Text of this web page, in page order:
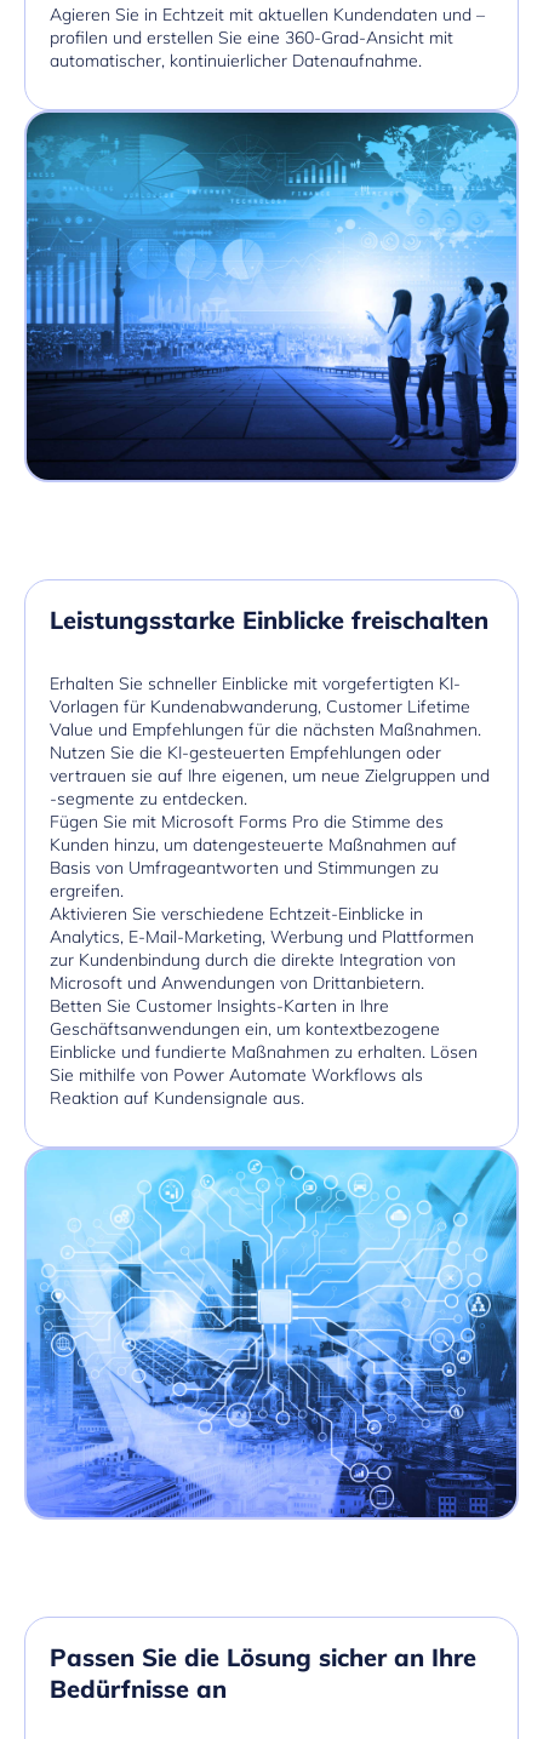
Agieren Sie in Echtzeit mit aktuellen Kundendaten und –
profilen und erstellen Sie eine 360-Grad-Ansicht mit
automatischer, kontinuierlicher Datenaufnahme.
Leistungsstarke Einblicke freischalten
Erhalten Sie schneller Einblicke mit vorgefertigten KI-
Vorlagen für Kundenabwanderung, Customer Lifetime
Value und Empfehlungen für die nächsten Maßnahmen.
Nutzen Sie die KI-gesteuerten Empfehlungen oder
vertrauen sie auf Ihre eigenen, um neue Zielgruppen und
-segmente zu entdecken.
Fügen Sie mit Microsoft Forms Pro die Stimme des
Kunden hinzu, um datengesteuerte Maßnahmen auf
Basis von Umfrageantworten und Stimmungen zu
ergreifen.
Aktivieren Sie verschiedene Echtzeit-Einblicke in
Analytics, E-Mail-Marketing, Werbung und Plattformen
zur Kundenbindung durch die direkte Integration von
Microsoft und Anwendungen von Drittanbietern.
Betten Sie Customer Insights-Karten in Ihre
Geschäftsanwendungen ein, um kontextbezogene
Einblicke und fundierte Maßnahmen zu erhalten. Lösen
Sie mithilfe von Power Automate Workflows als
Reaktion auf Kundensignale aus.
Passen Sie die Lösung sicher an Ihre
Bedürfnisse an